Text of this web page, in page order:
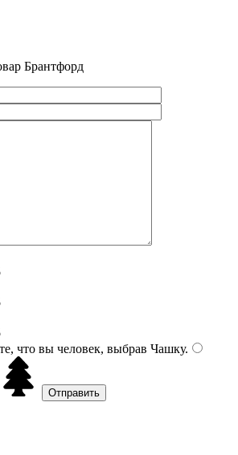
Брантфорд
что вы человек, выбрав Чашку.